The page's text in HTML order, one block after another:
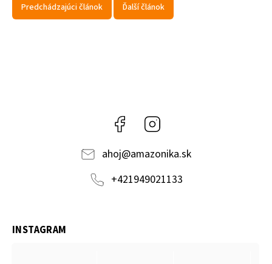
Predchádzajúci článok Ďalší článok
Facebook
ahoj@amazonika.sk
+421949021133
INSTAGRAM